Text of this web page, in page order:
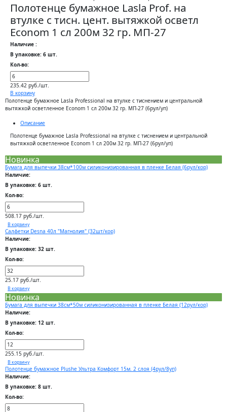
Полотенце бумажное Lasla Prof. на
втулке с тисн. цент. вытяжкой осветл
Econom 1 сл 200м 32 гр. МП-27
Наличие :
В упаковке: 6 шт.
Кол-во:
235.42 руб./шт.
В корзину
Полотенце бумажное Lasla Professional на втулке с тиснением и центральной
вытяжкой осветленное Econom 1 сл 200м 32 гр. МП-27 (6рул/уп)
Описание
Полотенце бумажное Lasla Professional на втулке с тиснением и центральной
вытяжкой осветленное Econom 1 сл 200м 32 гр. МП-27 (6рул/уп)
Новинка
Бумага для выпечки 38см*100м силиконизированная в пленке Белая (6рул/кор)
Наличие:
В упаковке: 6 шт.
Кол-во:
508.17 руб./шт.
В корзину
Салфетки Desna 40л "Магнолия" (32шт/кор)
Наличие:
В упаковке: 32 шт.
Кол-во:
25.17 руб./шт.
В корзину
Новинка
Бумага для выпечки 38см*50м силиконизированная в пленке Белая (12рул/кор)
Наличие:
В упаковке: 12 шт.
Кол-во:
255.15 руб./шт.
В корзину
Полотенце бумажное Plushe Ультра Комфорт 15м. 2 слоя (4рул/8уп)
Наличие:
В упаковке: 8 шт.
Кол-во: